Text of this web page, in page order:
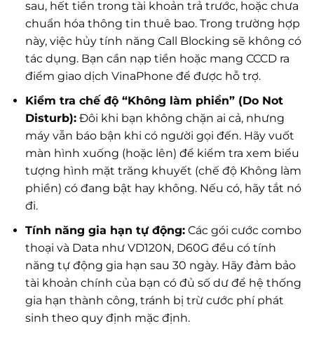
sau, hết tiền trong tài khoản trả trước, hoặc chưa
chuẩn hóa thông tin thuê bao. Trong trường hợp
này, việc hủy tính năng Call Blocking sẽ không có
tác dụng. Bạn cần nạp tiền hoặc mang CCCD ra
điểm giao dịch VinaPhone để được hỗ trợ.
Kiểm tra chế độ “Không làm phiền” (Do Not
Disturb):Đôi khi bạn không chặn ai cả, nhưng
máy vẫn báo bận khi có người gọi đến. Hãy vuốt
màn hình xuống (hoặc lên) để kiểm tra xem biểu
tượng hình mặt trăng khuyết (chế độ Không làm
phiền) có đang bật hay không. Nếu có, hãy tắt nó
đi.
Tính năng gia hạn tự động:Các gói cước combo
thoại và Data như VD120N, D60G đều có tính
năng tự động gia hạn sau 30 ngày. Hãy đảm bảo
tài khoản chính của bạn có đủ số dư để hệ thống
gia hạn thành công, tránh bị trừ cước phí phát
sinh theo quy định mặc định.